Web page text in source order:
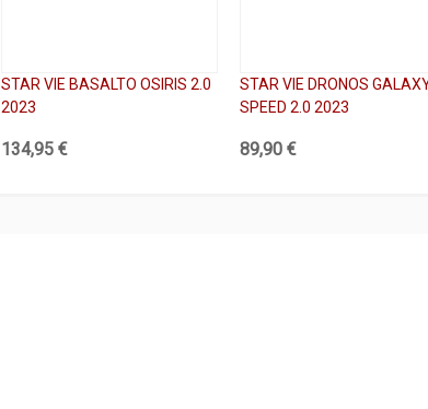
STAR VIE BASALTO OSIRIS 2.0
2023
134,95 €
STAR VIE DRONOS
SPEED 2.0 2023
89,90 €